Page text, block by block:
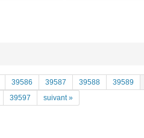
39586 39587 39588 39589
39597 suivant »